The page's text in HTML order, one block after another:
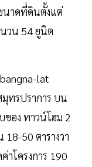
นาดที่ดินตั้งแต่
วน 54 ยูนิต
lat
มุทรปราการ บน
อง ทาวน์โฮม 2
50 ตารางวา
โครงการ 190